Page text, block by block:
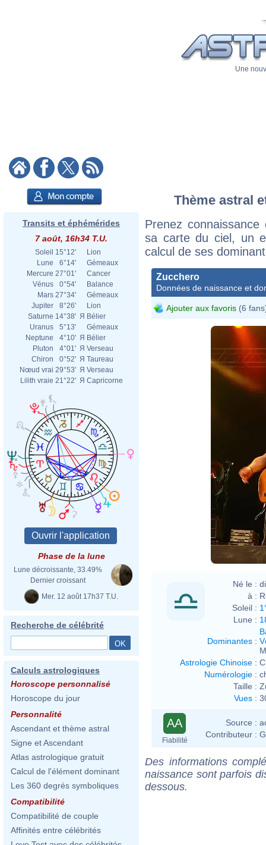
Une
Transits et éphémérides
7 août, 16h34 T.U.
Soleil 15°12'
Lion
Lune
6°14'
Gémeaux
Mercure 27°01'
Cancer
Vénus
0°54'
Balance
Mars 27°34'
Gémeaux
Jupiter
8°26'
Lion
Saturne 14°38' Я Bélier
Uranus
5°13'
Gémeaux
Neptune
4°10' Я Bélier
Pluton
4°01' Я Verseau
Chiron
0°52' Я Taureau
Nœud vrai 29°53' Я Verseau
Lilith vraie 21°22' Я Capricorne
Phase de la lune
Lune décroissante, 33.49%
Dernier croissant
Mer. 12 août 17h37 T.U.
Recherche de célébrité
Calculs astrologiques
Horoscope personnalisé
Horoscope du jour
Personnalité
Ascendant et thème astral
Signe et Ascendant
Atlas astrologique gratuit
Calcul de l'élément dominant
Les 360 degrés symboliques
Compatibilité
Compatibilité de couple
Affinités entre célébrités
Thème astral
Prenez
sa carte du ciel, un
calcul de ses
Zucchero
Données de naissance et
Ajouter aux favoris (6
Né le :
à :
Soleil :
Lune :
Dominantes :
Astrologie Chinoise :
Numérologie :
Taille :
Vues :
AA
Fiabilité
Source :
Contributeur :
Des informations
naissance sont parfois
dessous.